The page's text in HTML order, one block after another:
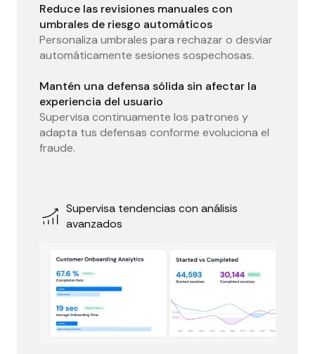
Reduce las revisiones manuales con
umbrales de riesgo automáticos
Personaliza umbrales para rechazar o desviar
automáticamente sesiones sospechosas.
Mantén una defensa sólida sin afectar la
experiencia del usuario
Supervisa continuamente los patrones y
adapta tus defensas conforme evoluciona el
fraude.
Supervisa tendencias con análisis
avanzados